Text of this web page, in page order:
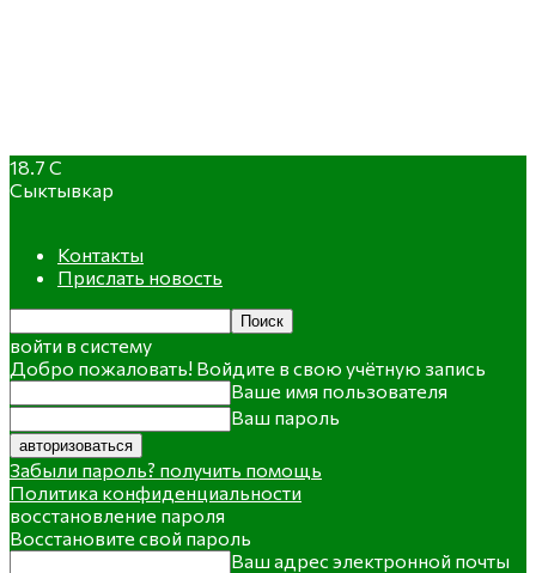
18.7 C
Сыктывкар
Контакты
Прислать новость
войти в систему
Добро пожаловать! Войдите в свою учётную запись
Ваше имя пользователя
Ваш пароль
Забыли пароль? получить помощь
Политика конфиденциальности
восстановление пароля
Восстановите свой пароль
Ваш адрес электронной почты